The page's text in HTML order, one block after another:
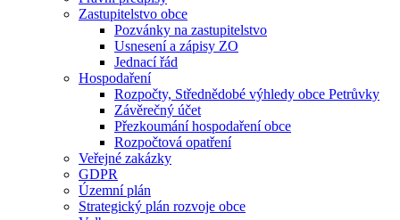
Zastupitelstvo obce
Pozvánky na zastupitelstvo
Usnesení a zápisy ZO
Jednací řád
Hospodaření
Rozpočty, Střednědobé výhledy obce Petrůvky
Závěrečný účet
Přezkoumání hospodaření obce
Rozpočtová opatření
Veřejné zakázky
GDPR
Územní plán
Strategický plán rozvoje obce